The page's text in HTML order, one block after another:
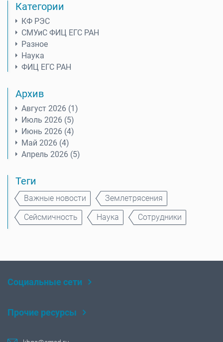
Категории
КФ РЭС
СМУиС ФИЦ ЕГС РАН
Разное
Наука
ФИЦ ЕГС РАН
Архив
Август 2026 (1)
Июль 2026 (5)
Июнь 2026 (4)
Май 2026 (4)
Апрель 2026 (5)
Теги
Важные новости
Землетрясения
Сейсмичность
Наука Сотрудники
Социальные сети
YouTube
Прочие ресурсы
СМУиС ФИЦ ЕГС РАН